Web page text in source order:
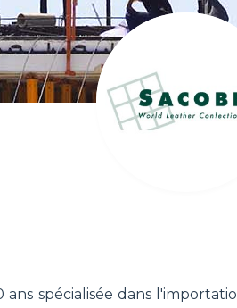
spécialisée dans